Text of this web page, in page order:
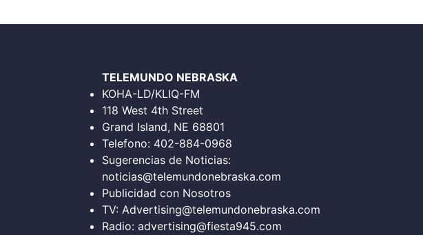
TELEMUNDO NEBRASKA
KOHA-LD/KLIQ-FM
118 West 4th Street
Grand Island, NE 68801
Telefono: 402-884-0968
Sugerencias de Noticias:
noticias@telemundonebraska.com
Publicidad con Nosotros
TV: Advertising@telemundonebraska.com
Radio: advertising@fiesta945.com